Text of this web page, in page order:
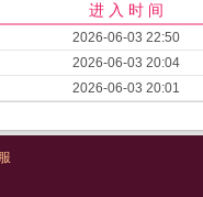
进 入 时 间
2026-06-03 22:50
2026-06-03 20:04
2026-06-03 20:01